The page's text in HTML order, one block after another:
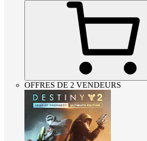
OFFRES DE 2 VENDEURS